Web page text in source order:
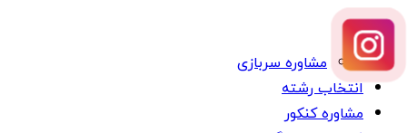
مشاوره سربازی
انتخاب رشته
مشاوره کنکور